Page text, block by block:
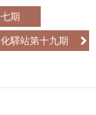
期
驛站第十九期